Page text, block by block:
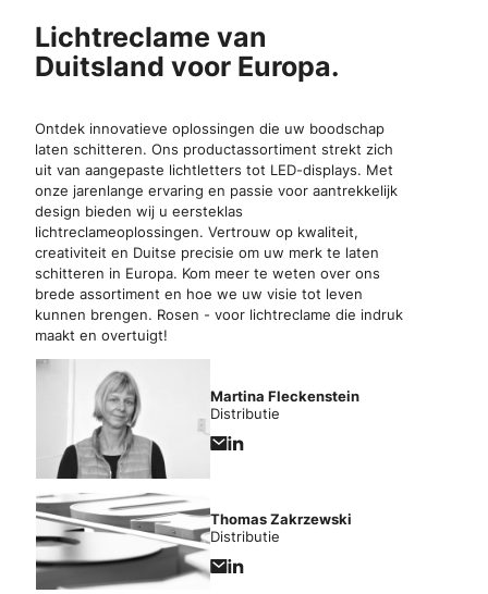
Lichtreclame van
Duitsland voor Europa.
Ontdek innovatieve oplossingen die uw boodschap
laten schitteren. Ons productassortiment strekt zich
uit van aangepaste lichtletters tot LED-displays. Met
onze jarenlange ervaring en passie voor aantrekkelijk
design bieden wij u eersteklas
lichtreclameoplossingen. Vertrouw op kwaliteit,
creativiteit en Duitse precisie om uw merk te laten
schitteren in Europa. Kom meer te weten over ons
brede assortiment en hoe we uw visie tot leven
kunnen brengen. Rosen - voor lichtreclame die indruk
maakt en overtuigt!
Martina Fleckenstein
Distributie
Thomas Zakrzewski
Distributie